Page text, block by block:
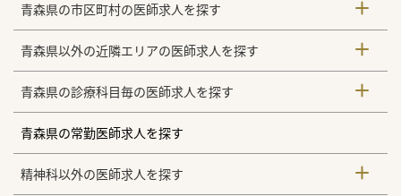
青森県の市区町村の医師求人を探す
青森県以外の近隣エリアの医師求人を探す
青森県の診療科目毎の医師求人を探す
青森県の常勤医師求人を探す
精神科以外の医師求人を探す